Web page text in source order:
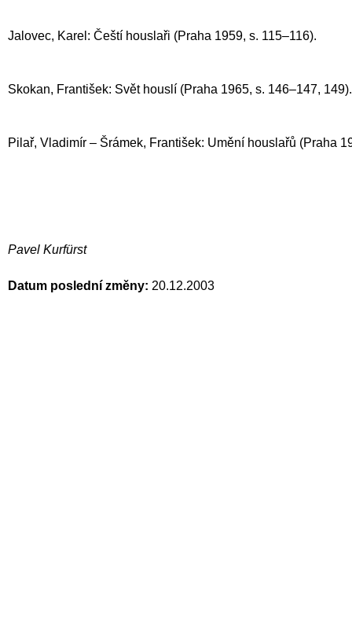
Jalovec, Karel: Čeští houslaři (Praha 1959, s. 115–116).
Skokan, František: Svět houslí (Praha 1965, s. 146–147, 149).
Pilař, Vladimír – Šrámek, František: Umění houslařů (Praha
Pavel Kurfürst
Datum poslední změny: 20.12.2003